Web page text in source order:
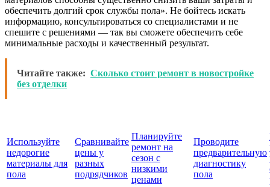
обеспечить долгий срок службы пола». Не бойтесь искать
информацию, консультироваться со специалистами и не
спешите с решениями — так вы сможете обеспечить себе
минимальные расходы и качественный результат.
Читайте также: Сколько стоит ремонт в новостройке
без отделки
Используйте
недорогие
материалы для
пола
Сравнивайте
цены у
разных
подрядчиков
Планируйте
ремонт на
сезон с
низкими
ценами
Проводите
предварительную
диагностику
пола